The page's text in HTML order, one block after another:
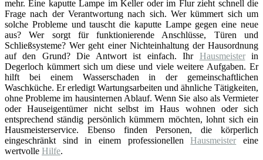
mehr. Eine kaputte Lampe im Keller oder im Flur zieht schnell die
Frage nach der Verantwortung nach sich. Wer kümmert sich um
solche Probleme und tauscht die kaputte Lampe gegen eine neue
aus? Wer sorgt für funktionierende Anschlüsse, Türen und
Schließsysteme? Wer geht einer Nichteinhaltung der Hausordnung
auf den Grund? Die Antwort ist einfach. Ihr Hausmeisterin
Degerloch kümmert sich um diese und viele weitere Aufgaben. Er
hilft bei einem Wasserschaden in der gemeinschaftlichen
Waschküche. Er erledigt Wartungsarbeiten und ähnliche Tätigkeiten,
ohne Probleme im hausinternen Ablauf. Wenn Sie also als Vermieter
oder Hauseigentümer nicht selbst im Haus wohnen oder sich
entsprechend ständig persönlich kümmern möchten, lohnt sich ein
Hausmeisterservice. Ebenso finden Personen, die körperlich
eingeschränkt sind in einem professionellenHausmeister eine
wertvolle Hilfe.